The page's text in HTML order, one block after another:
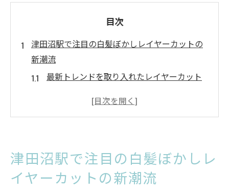
目次
津田沼駅で注目の白髪ぼかしレイヤーカットの
新潮流
最新トレンドを取り入れたレイヤーカット
白髪を自然にぼかすためのスタイリングテ
白髪ぼかしレイヤーカットで得られるメリ
ット
津田沼駅で注目の白髪ぼかしレ
イヤーカットの新潮流